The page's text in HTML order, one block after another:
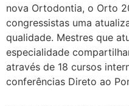
nova Ortodontia, o Orto
congressistas uma
qualidade. Mestres que
especialidade
através de 18 cursos
conferências Direto ao